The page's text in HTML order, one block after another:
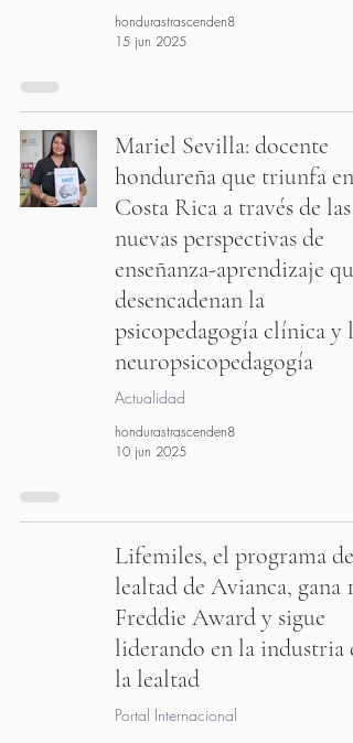
hondurastrascenden8
15 jun 2025
Mariel Sevilla: docente
hondureña que triunfa en
Costa Rica a través de las
nuevas perspectivas de
enseñanza-aprendizaje que
desencadenan la
psicopedagogía clínica y la
neuropsicopedagogía
Actualidad
hondurastrascenden8
10 jun 2025
Lifemiles, el programa de
lealtad de Avianca, gana
Freddie Award y sigue
liderando en la industria
la lealtad
Portal Internacional